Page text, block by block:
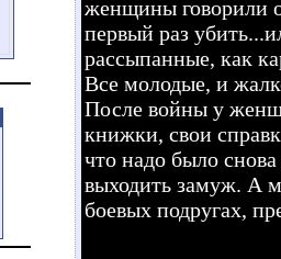
женщины говорили
первый раз
рассыпанные, как
Все молодые, и
После войны у
книжки, свои
что надо было
выходить замуж. А
боевых подругах,